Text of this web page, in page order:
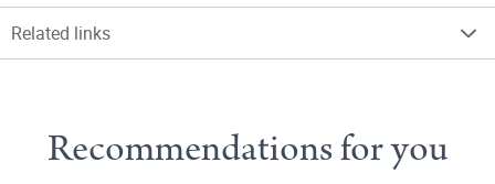
Related links
Recommendations for you